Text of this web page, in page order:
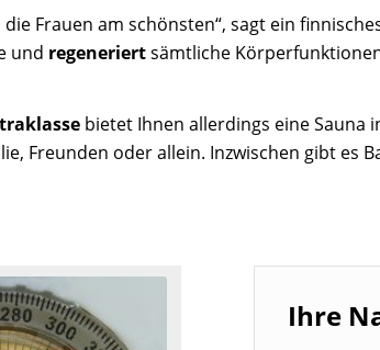
die Frauen am schönsten“, sagt ein
und regeneriertsämtliche
bietet Ihnen allerdings eine Sauna
Freunden oder allein. Inzwischen gibt es
Ihre